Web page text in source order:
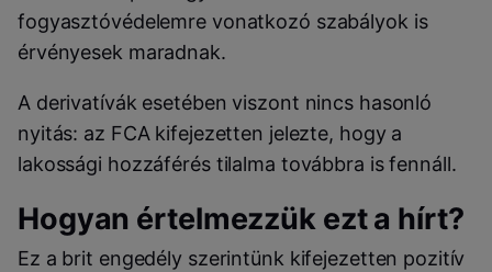
fogyasztóvédelemre vonatkozó szabályok is
érvényesek maradnak.
A derivatívák esetében viszont nincs hasonló
nyitás: az FCA kifejezetten jelezte, hogy a
lakossági hozzáférés tilalma továbbra is fennáll.
Hogyan értelmezzük ezt a hírt?
Ez a brit engedély szerintünk kifejezetten pozitív